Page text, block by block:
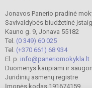
Jonavos Panerio pradinė
Savivaldybės biudžetinė
Kauno g. 9, Jonava 55182
Tel. (0 349) 60 025
Tel. (+370 661) 68 934
El. p. info@paneriomokykla.lt
Duomenys kaupiami ir
Juridinių asmenų registre
Įmonės kodas 191674159